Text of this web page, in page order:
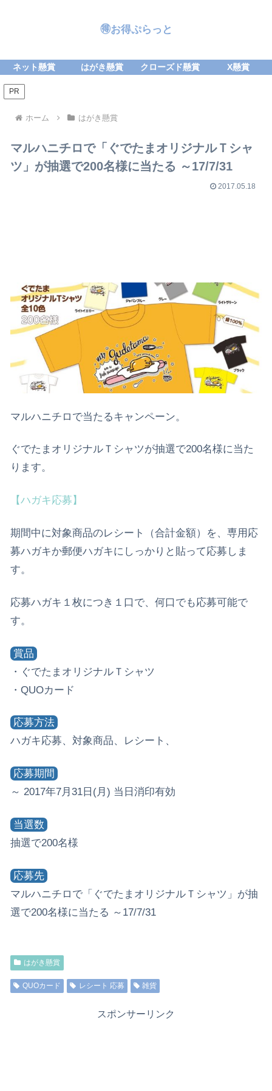
🉐お得ぷらっと
ネット懸賞 はがき懸賞 クローズド懸賞 X懸賞
PR
ホーム はがき懸賞
マルハニチロで「ぐでたまオリジナルＴシャ
ツ」が抽選で200名様に当たる ～17/7/31
2017.05.18
マルハニチロで当たるキャンペーン。
ぐでたまオリジナルＴシャツが抽選で200名様に当た
ります。
【ハガキ応募】
期間中に対象商品のレシート（合計金額）を、専用応
募ハガキか郵便ハガキにしっかりと貼って応募しま
す。
応募ハガキ１枚につき１口で、何口でも応募可能で
す。
賞品
・ぐでたまオリジナルＴシャツ
・QUOカード
応募方法
ハガキ応募、対象商品、レシート、
応募期間
～ 2017年7月31日(月) 当日消印有効
当選数
抽選で200名様
応募先
マルハニチロで「ぐでたまオリジナルＴシャツ」が抽
選で200名様に当たる ～17/7/31
はがき懸賞
QUOカード レシート 応募 雑貨
スポンサーリンク